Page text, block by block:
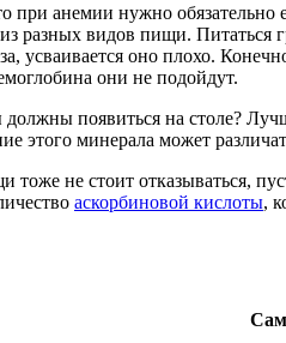
при анемии нужно
из разных видов пищи. Питаться
усваивается оно плохо.
они не подойдут.
появиться на столе?
этого минерала может
тоже не стоит отказываться,
аскорбиновой кислоты,